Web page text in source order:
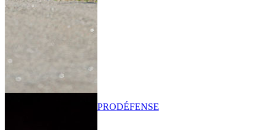
PRODÉFENSE